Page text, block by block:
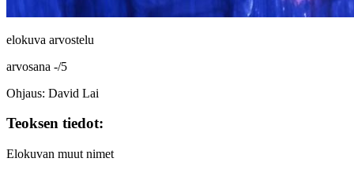
elokuva arvostelu
arvosana -/5
Ohjaus: David Lai
Teoksen tiedot:
Elokuvan muut nimet